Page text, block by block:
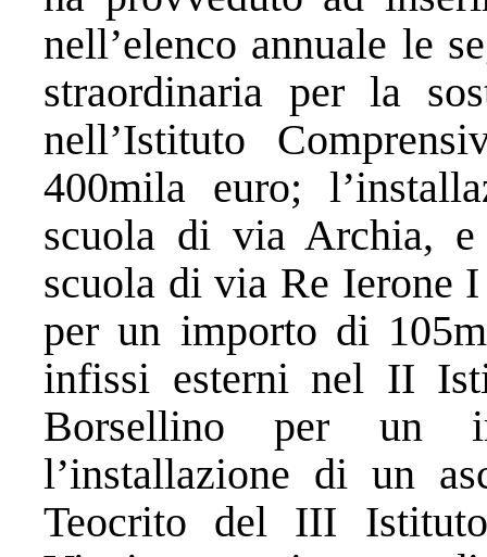
nell’elenco annuale le
straordinaria per la
nell’Istituto
400mila euro;
scuola di via Archia,
scuola di via Re Ierone
per un importo di
infissi esterni nel II
Borsellino per un
l’installazione di un
Teocrito del III